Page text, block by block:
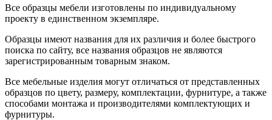
Все образцы мебели изготовлены по индивидуальному
проекту в единственном экземпляре.
Образцы имеют названия для их различия и более быстрого
поиска по сайту, все названия образцов не являются
зарегистрированным товарным знаком.
Все мебельные изделия могут отличаться от представленных
образцов по цвету, размеру, комплектации, фурнитуре, а также
способами монтажа и производителями комплектующих и
фурнитуры.